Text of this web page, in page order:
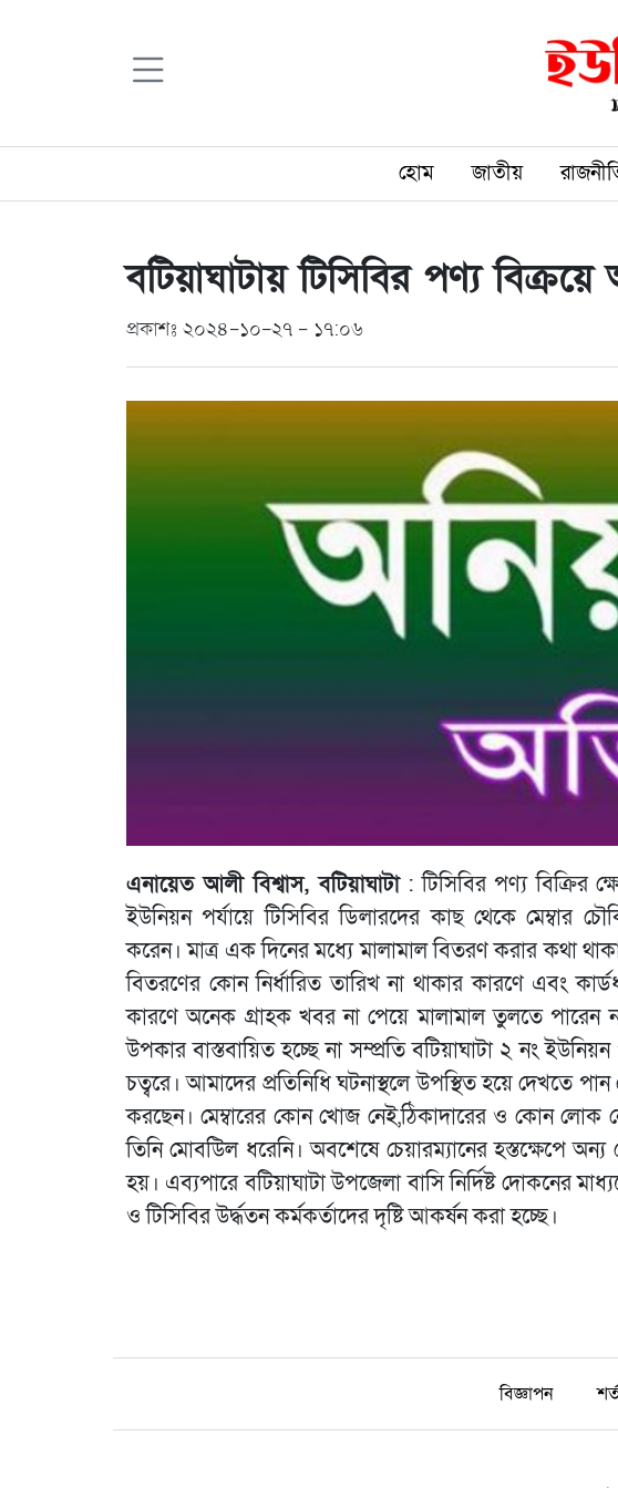
হোম জাতীয়
বটিয়াঘাটায় টিসিবির পণ্য
প্রকাশঃ ২০২৪-১০-২৭ - ১৭:০৬
এনায়েত আলী বিশ্বাস, বটিয়াঘাটা: টিসিবির পণ্য বিক্রির
ইউনিয়ন পর্যায়ে টিসিবির ডিলারদের কাছ থেকে মেম্বার
করেন। মাত্র এক দিনের মধ্যে মালামাল বিতরণ করার কথা
বিতরণের কোন নির্ধারিত তারিখ না থাকার কারণে এবং
কারণে অনেক গ্রাহক খবর না পেয়ে মালামাল তুলতে
উপকার বাস্তবায়িত হচ্ছে না সম্প্রতি বটিয়াঘাটা ২ নং
চত্বরে। আমাদের প্রতিনিধি ঘটনাস্থলে উপস্থিত হয়ে দেখতে
করছেন। মেম্বারের কোন খোজ নেই,ঠিকাদারের ও কোন লোক
তিনি মোবউিল ধরেনি। অবশেষে চেয়ারম্যানের হস্তক্ষেপে
হয়। এব্যপারে বটিয়াঘাটা উপজেলা বাসি নির্দিষ্ট দোকনের
ও টিসিবির উর্দ্ধতন কর্মকর্তাদের দৃষ্টি আকর্ষন করা হচ্ছে।
বিজ্ঞাপন